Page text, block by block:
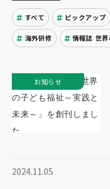
すべて ピックアップ
海外研修 情報誌 世
2024.11.05
お知らせ